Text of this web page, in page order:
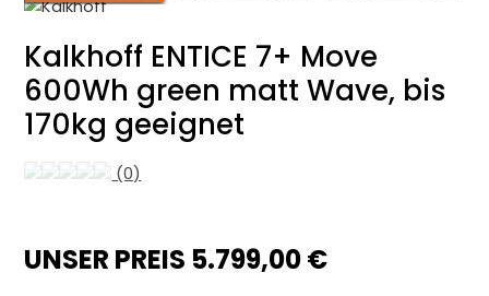
Kalkhoff ENTICE 7+ Move
600Wh green matt Wave, bis
170kg geeignet
(0)
UNSER PREIS 5.799,00 €